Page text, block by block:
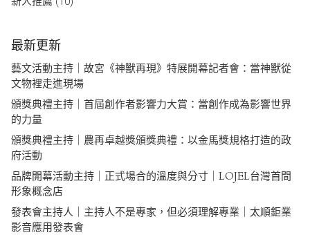
最新更新
藝文活動主持｜故宮《神獸再現》特展開幕記者會：當神獸從
文物裡走進現場
頒獎典禮主持｜首屆創作者影響力大賞：當創作成為影響世界
的力量
頒獎典禮主持｜農再卓越獎頒獎典禮：以金馬獎規格打造的政
府活動
品牌開幕活動主持｜正式場合的溫度與分寸｜LOJEL台灣首間
形象概念店
發表會主持人｜主持人不是專家，但必須理解專業｜太順鉅業
影音應用發表會